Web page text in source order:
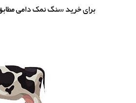
برای خرید سنگ نمک دامی